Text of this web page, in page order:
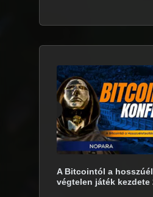
A Bitcointól a
végtelen játék kezdete